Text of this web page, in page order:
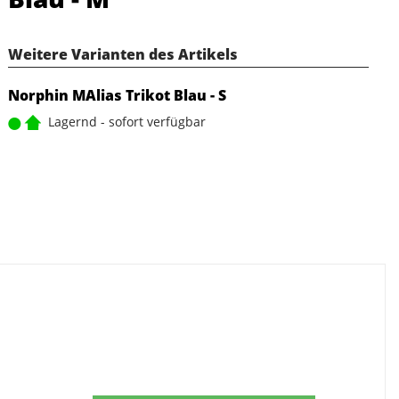
Weitere Varianten des Artikels
Norphin MAlias Trikot Blau - S
Lagernd - sofort verfügbar